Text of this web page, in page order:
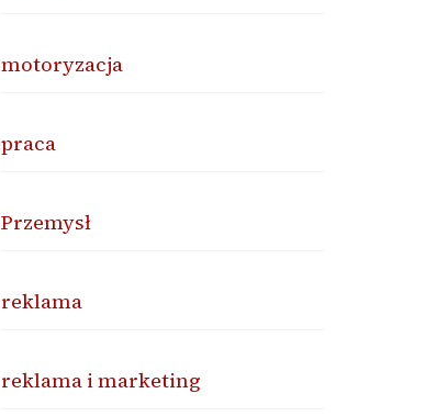
motoryzacja
praca
Przemysł
reklama
reklama i marketing